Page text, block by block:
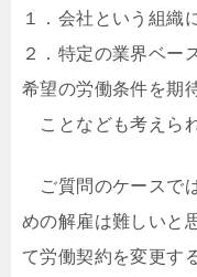
１．会社という組織
２．特定の業界ベー
希望の労働条件を期
ことなども考えら
ご質問のケースで
めの解雇は難しいと
て労働契約を変更す